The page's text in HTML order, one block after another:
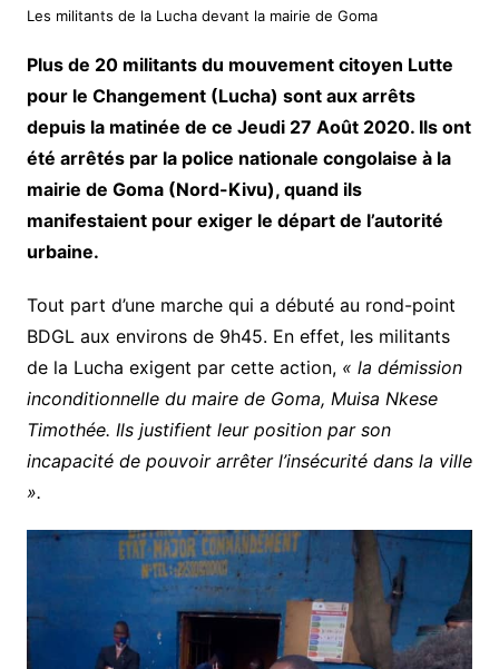
Les militants de la Lucha devant la mairie de Goma
Plus de 20 militants du mouvement citoyen Lutte
pour le Changement (Lucha) sont aux arrêts
depuis la matinée de ce Jeudi 27 Août 2020. Ils ont
été arrêtés par la police nationale congolaise à la
mairie de Goma (Nord-Kivu), quand ils
manifestaient pour exiger le départ de l’autorité
urbaine.
Tout part d’une marche qui a débuté au rond-point
BDGL aux environs de 9h45. En effet, les militants
de la Lucha exigent par cette action, « la démission
inconditionnelle du maire de Goma, Muisa Nkese
Timothée. Ils justifient leur position par son
incapacité de pouvoir arrêter l’insécurité dans la ville
».